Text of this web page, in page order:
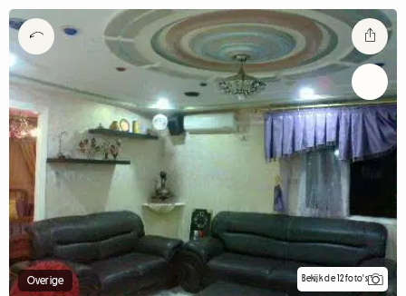
Overige Bekijk de 12 foto's